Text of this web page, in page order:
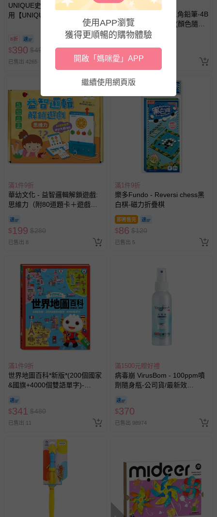
運送服務：目前提供的運送僅限台灣本島。如您位於離島地
區，可能會無法配送，或須依據商品需加收離島運費。廠商
亦保留出貨與否的權利。離島、偏遠地區、樓層親送等加價
費用，可能會另需加收。
商品實際的配達日期，可於訂單個人資料內的查詢訂單內，
已出貨通知之訊息為主。
如您收到商品，請依正常流程檢查是否完好，若商品遇瑕疵
情形，您可申請更換新品或退貨，請見：
退貨的辦理流程
若您對於會員帳號、商品訂購與資訊、購物流程、付款方
式、折價券與購物金的使用、退貨及商品運送方式等有疑
問，你可詳見：媽咪愛客服中心
預購商品：預購為海外同步代購，遇缺貨即會通知媽咪並協
助取消退款事宜。
商品如因「價格、組合」等錯誤原因，導致無法安排出貨，
會主動以簡訊及mail通知訂單取消事宜，並將提供適當補
償。
UNIQUE史萊姆實驗室 - 即買即
用【UNIQUE史萊姆夜光實驗室
@ 台北科教館 】2026/6/11-
8/30 (電子票券，於展期現場憑
人小孩均一價(3歲以上需購票))
8折
$390 $490
已售出 4265
滿1件9折
MiDeer - 兒童專用三角鉛筆-4B
(贈專用雙孔筆削1個(顏色隨
機))
$105 $130
已售出 21
滿1件9折
華幼文化 - 益智邏輯解鎖遊戲:
思維力（附80道題卡＋遊戲鑰
$199 $280
已售出 8
滿1件9折
樂多Fundo - Reversi chess黑
白棋-磁力折疊棋
即將售完
$86 $120
已售出 5
滿1件9折
世界地圖百科*新版*(200個國家
&國旗+4000個雙語單字)-
$341 $480
已售出 11
滿1500元贈好禮
病毒崩 VirusBom - 100ppm噴
劑隨身瓶-公司貨/最新效
$370
已售出 98974
使用APP瀏覽
獲得更順暢的購物體驗
開啟「媽咪愛」APP
繼續使用網頁版